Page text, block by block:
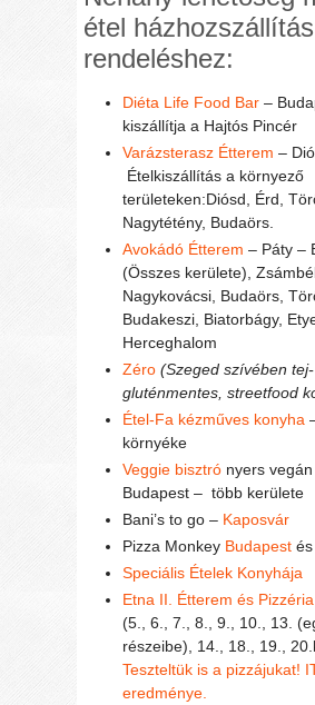
étel házhozszállítás
rendeléshez:
Diéta Life Food Bar –
kiszállítja a Hajtós Pincér
Varázsterasz Étterem –
Ételkiszállítás a környező
területeken:Diósd, Érd,
Nagytétény, Budaörs.
Avokádó Étterem – Páty –
(Összes kerülete),
Nagykovácsi, Budaörs,
Budakeszi, Biatorbágy,
Herceghalom
Zéro(Szeged szívében
gluténmentes, streetfood
Étel-Fa kézműves konyha
környéke
Veggie bisztró nyers
Budapest – több kerülete
Bani’s to go – Kaposvár
Pizza Monkey Budapest
Speciális Ételek Konyhája
Etna II. Étterem és Pizzéria
(5., 6., 7., 8., 9., 10., 13.
részeibe), 14., 18., 19.,
Teszteltük is a pizzájukat!
eredménye.